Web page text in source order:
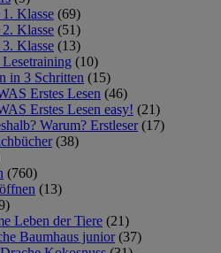
Klasse (69)
Klasse (51)
Klasse (13)
(10)
in 3 Schritten (15)
Erstes Lesen (46)
Erstes Lesen easy! (21)
Warum? Erstleser (17)
(38)
(760)
(13)
Leben der Tiere (21)
Baumhaus junior (37)